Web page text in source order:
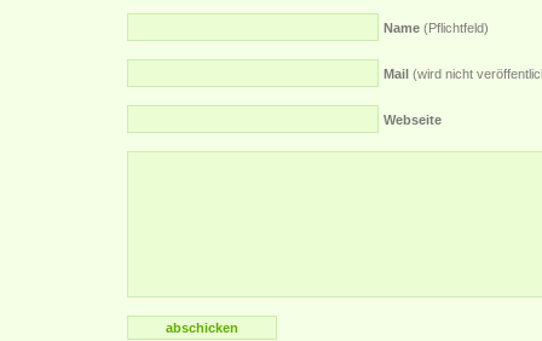
Name (Pflichtfeld)
Mail (wird nicht
Webseite